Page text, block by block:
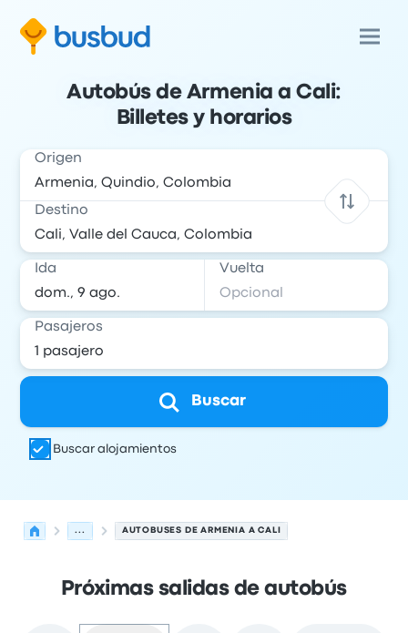
Autobús de Armenia a Cali:
Billetes y horarios
Origen
Destino
Ida Vuelta
Pasajeros
Buscar
Buscar alojamientos
... AUTOBUSES DE ARMENIA A CALI
Próximas salidas de autobús